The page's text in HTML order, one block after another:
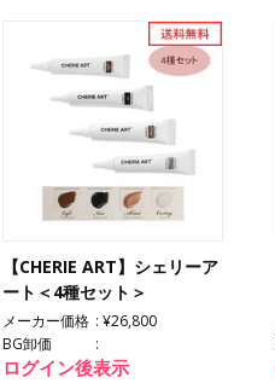
【CHERIE ART】シェリーア
ート＜4種セット＞
メーカー価格
¥26,800
BG卸価
ログイン後表示